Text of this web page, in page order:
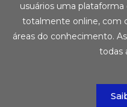
usuários uma
totalmente online, com
áreas do conhecimento.
todas